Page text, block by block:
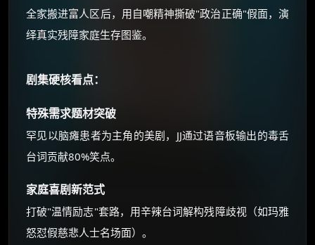
全家搬进富人区后，用自嘲精神撕破"政治正确"假面，演
绎真实残障家庭生存图鉴。
剧集硬核看点：
特殊需求题材突破
罕见以脑瘫患者为主角的美剧，JJ通过语音板输出的毒舌
台词贡献80%笑点。
家庭喜剧新范式
打破"温情励志"套路，用辛辣台词解构残障歧视（如玛雅
怒怼假慈悲人士名场面）。